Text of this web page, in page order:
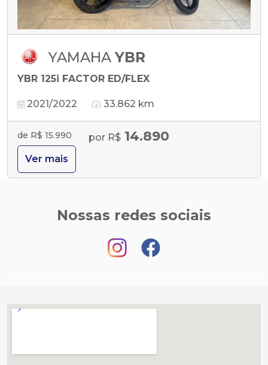
YAMAHA YBR
YBR 125i FACTOR ED/FLEX
2021/2022 33.862 km
de R$ 15.990 por R$ 14.890
Ver mais
Nossas redes sociais